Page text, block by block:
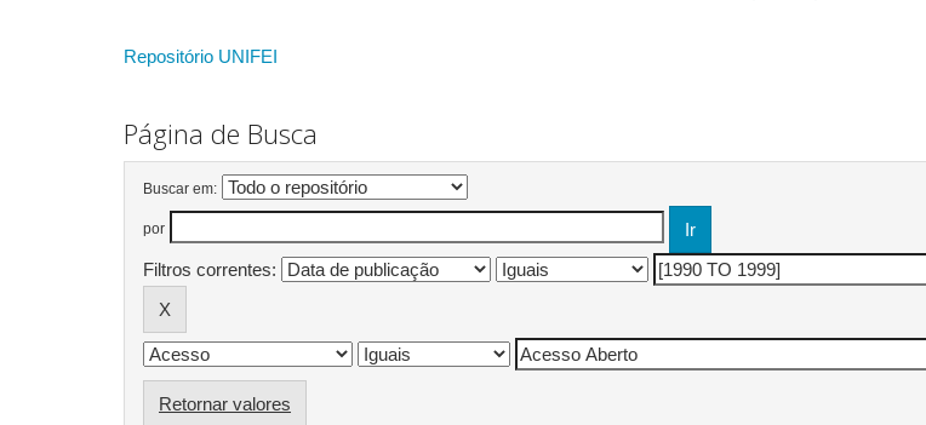
Repositório UNIFEI
Página de Busca
Buscar em:
por
Filtros correntes:
Retornar valores